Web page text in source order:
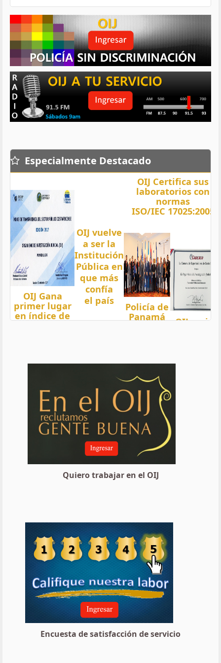
Especialmente Destacado
OIJ Gana
primer lugar
en índice de
OIJ vuelve
a ser la
Institución
Pública en
que más
confía
el país
OIJ Certifica sus
laboratorios con
normas
ISO/IEC 17025:2005
Policía de
Panamá
OIJ mejor
Quiero trabajar en el OIJ
Encuesta de satisfacción de servicio